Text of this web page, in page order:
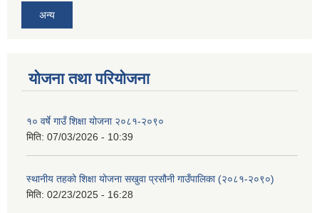
अन्य
योजना तथा परियोजना
१० वर्षे गाउँ शिक्षा योजना २०८१-२०९०
मिति: 07/03/2026 - 10:39
स्थानीय तहको शिक्षा योजना सखुवा प्रसौनी गाउँपालिका (२०८१-२०९०)
मिति: 02/23/2025 - 16:28